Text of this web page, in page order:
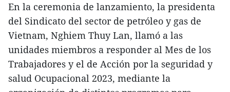
En la ceremonia de lanzamiento, la presidenta
del Sindicato del sector de petróleo y gas de
Vietnam, Nghiem Thuy Lan, llamó a las
unidades miembros a responder al Mes de los
Trabajadores y el de Acción por la seguridad y
salud Ocupacional 2023, mediante la